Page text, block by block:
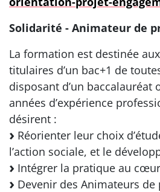
Solidarité - Animateur de
La formation est destinée
titulaires d’un bac+1 de
disposant d’un baccalauréat
années d’expérience
désirent :
Réorienter leur choix
l’action sociale, et le
Intégrer la pratique au
Devenir des Animateurs